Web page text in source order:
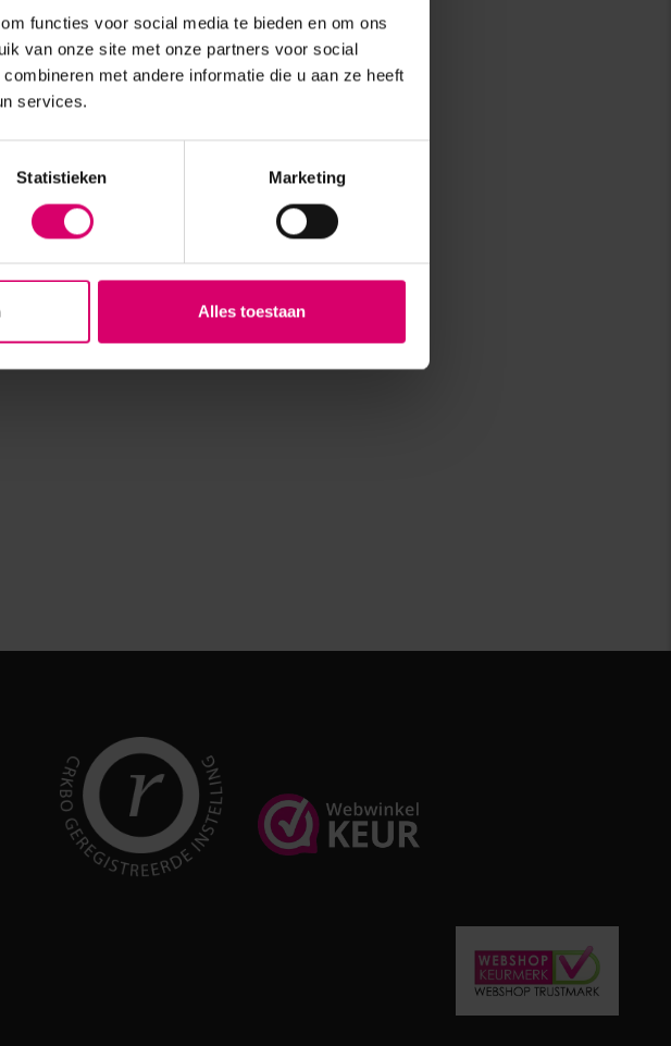
functies voor social media te bieden en om ons
van onze site met onze partners voor social
met andere informatie die u aan ze heeft
services.
Statistieken Marketing
Alles toestaan